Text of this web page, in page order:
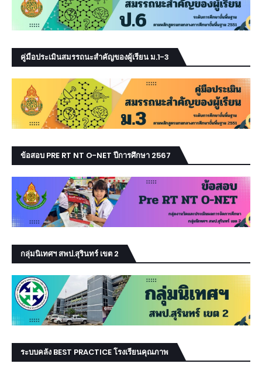
คู่มือประเมินสมรรถนะสำคัญของผู้เรียน ม.1-3
ข้อสอบ PRE RT NT O-NET ปีการศึกษา 2567
กลุ่มนิเทศฯ สพป.สุรินทร์ เขต 2
ระบบคลัง BEST PRACTICE โรงเรียนคุณภาพ